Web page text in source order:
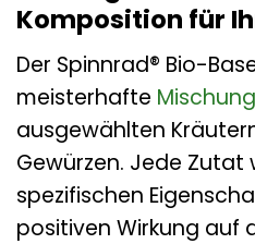
Komposition für
Der Spinnrad® Bio-
meisterhafte Mischung
ausgewählten
Gewürzen. Jede
spezifischen
positiven Wirkung auf